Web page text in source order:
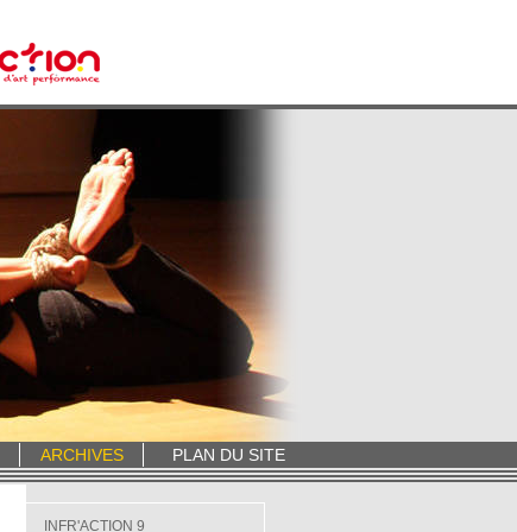
ARCHIVES PLAN DU SITE
INFR'ACTION 9